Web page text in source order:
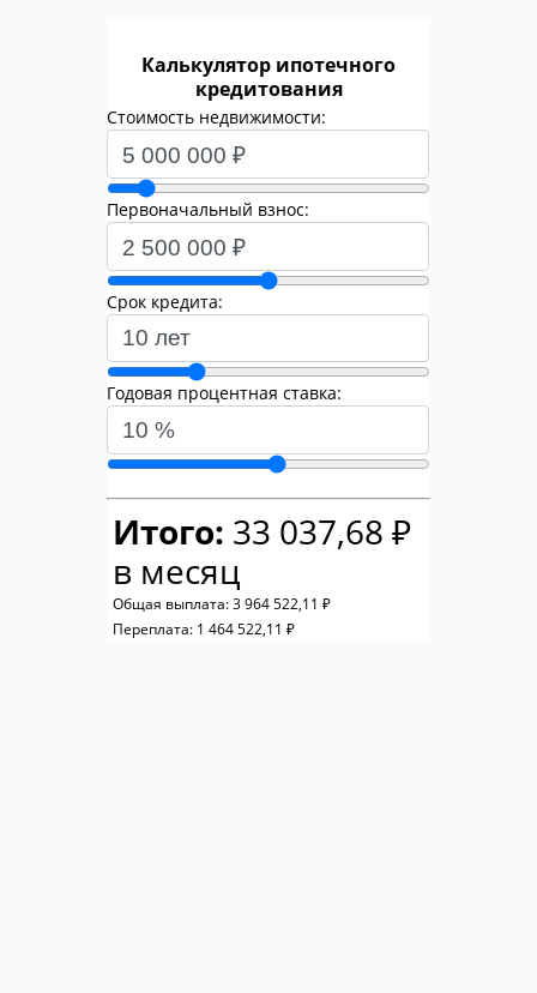
Калькулятор ипотечного
кредитования
Стоимость недвижимости:
Первоначальный взнос:
Срок кредита:
Годовая процентная ставка:
Итого: 33 037,68 ₽
в месяц
Общая выплата: 3 964 522,11 ₽
Переплата: 1 464 522,11 ₽